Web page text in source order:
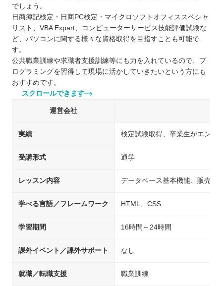
でしょう。
日商簿記検定・日商PC検定・マイクロソフトオフィススペシャ
リスト、VBA Expart、コンピューターサービス技能評価試験な
ど、パソコンに関する様々な資格取得を目指すことも可能で
す。
公共職業訓練や求職者支援訓練等にも力を入れているので、プ
ログラミングを習得して現場に活かしていきたいという方にも
おすすめです。
スクロールできます
運営会社
実績 検定試験取得、卒業生がエンジ
受講形式 通学
レッスン内容 データベース基本機能、販売管
学べる言語／フレームワーク HTML、CSS
学習期間 16時間～24時間
課外イベント／課外サポート なし
就職／転職支援 職業訓練